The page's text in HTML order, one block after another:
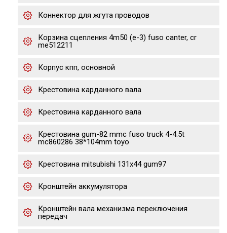
Коннектор для жгута проводов
Корзина сцепления 4m50 (е-3) fuso canter, cr
me512211
Корпус кпп, основной
Крестовина карданного вала
Крестовина карданного вала
Крестовина gum-82 mmc fuso truck 4-4.5t
mc860286 38*104mm toyo
Крестовина mitsubishi 131x44 gum97
Кронштейн аккумулятора
Кронштейн вала механизма переключения
передач